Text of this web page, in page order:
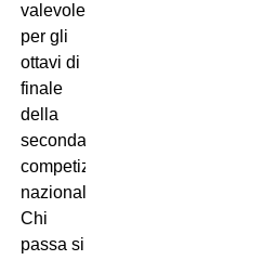
valevole
per gli
ottavi di
finale
della
seconda
competizione
nazionale.
Chi
passa si